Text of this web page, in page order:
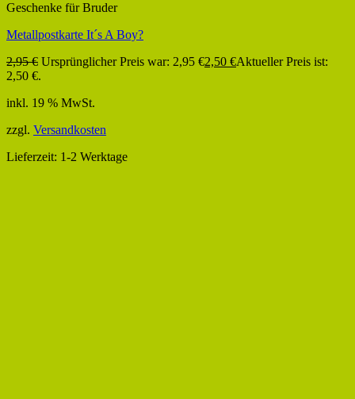
Geschenke für Bruder
Metallpostkarte It´s A Boy?
2,95€ Ursprünglicher Preis war: 2,95 €2,50 €Aktueller Preis ist:
2,50 €.
inkl. 19 % MwSt.
zzgl. Versandkosten
Lieferzeit: 1-2 Werktage